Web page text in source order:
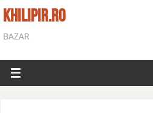
KHILIPIR.RO
BAZAR